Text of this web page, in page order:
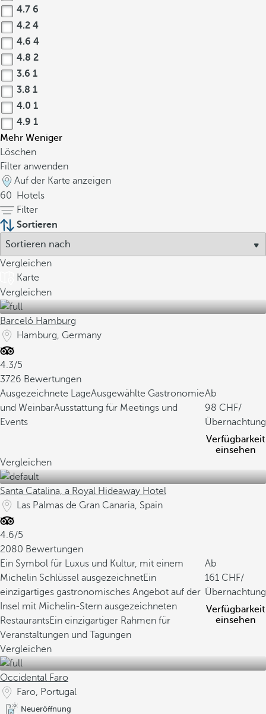
4.7 6
4.2 4
4.6 4
4.8 2
3.6 1
3.8 1
4.0 1
4.9 1
Mehr Weniger
Löschen
Filter anwenden
Auf der Karte anzeigen
60
Hotels
Filter
Sortieren
Vergleichen
Karte
Vergleichen
Barceló Hamburg
Hamburg, Germany
4.3/5
3726 Bewertungen
Ausgezeichnete LageAusgewählte Gastronomie
und WeinbarAusstattung für Meetings und
Events
Ab
98
/
Übernachtung
Verfügbarkeit
einsehen
Vergleichen
Santa Catalina, a Royal Hideaway Hotel
Las Palmas de Gran Canaria, Spain
4.6/5
2080 Bewertungen
Ein Symbol für Luxus und Kultur, mit einem
Michelin Schlüssel ausgezeichnetEin
einzigartiges gastronomisches Angebot auf der
Insel mit Michelin-Stern ausgezeichneten
RestaurantsEin einzigartiger Rahmen für
Veranstaltungen und Tagungen
Ab
161
/
Übernachtung
Verfügbarkeit
einsehen
Vergleichen
Occidental Faro
Faro, Portugal
Neueröffnung